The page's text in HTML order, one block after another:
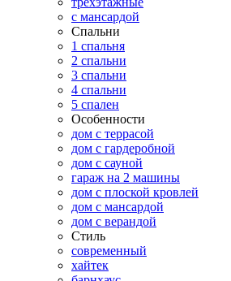
с мансардой
Спальни
1 спальня
2 спальни
3 спальни
4 спальни
5 спален
Особенности
дом с террасой
дом с гардеробной
дом с сауной
гараж на 2 машины
дом с плоской кровлей
дом с мансардой
дом с верандой
Стиль
современный
хайтек